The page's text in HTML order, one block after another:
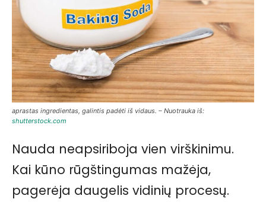
aprastas ingredientas, galintis padėti iš vidaus. – Nuotrauka iš:
shutterstock.com
Nauda neapsiriboja vien virškinimu.
Kai kūno rūgštingumas mažėja,
pagerėja daugelis vidinių procesų.